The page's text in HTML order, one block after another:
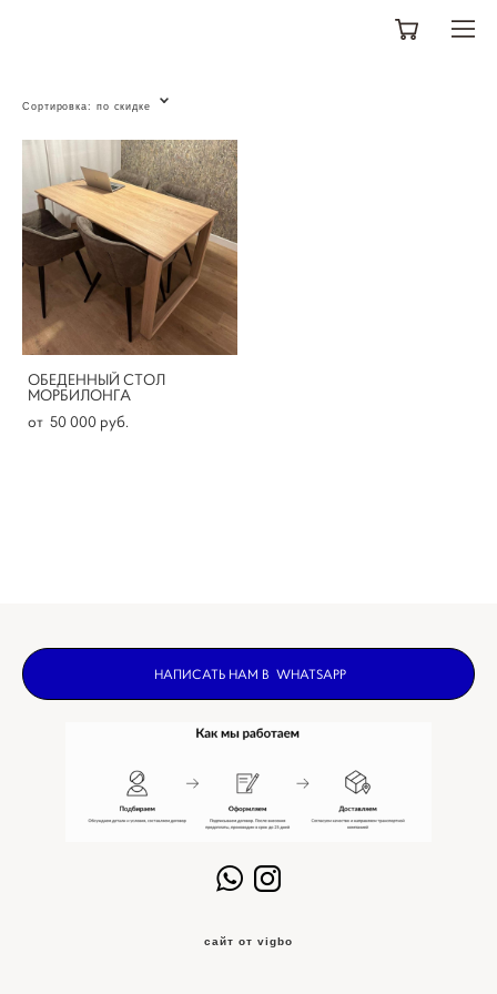
Сортировка: по скидке
ОБЕДЕННЫЙ СТОЛ
МОРБИЛОНГА
от 50 000 pуб.
НАПИСАТЬ НАМ В WHATSAPP
сайт от vigbo